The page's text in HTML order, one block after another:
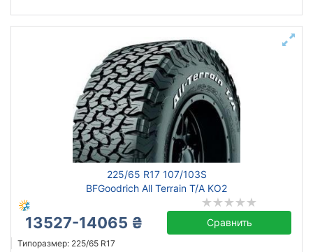
225/65 R17 107/103S
BFGoodrich All Terrain T/A KO2
13527-14065 ₴ Сравнить
Типоразмер: 225/65 R17